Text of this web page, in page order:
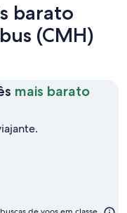
barato
(CMH)
mais barato